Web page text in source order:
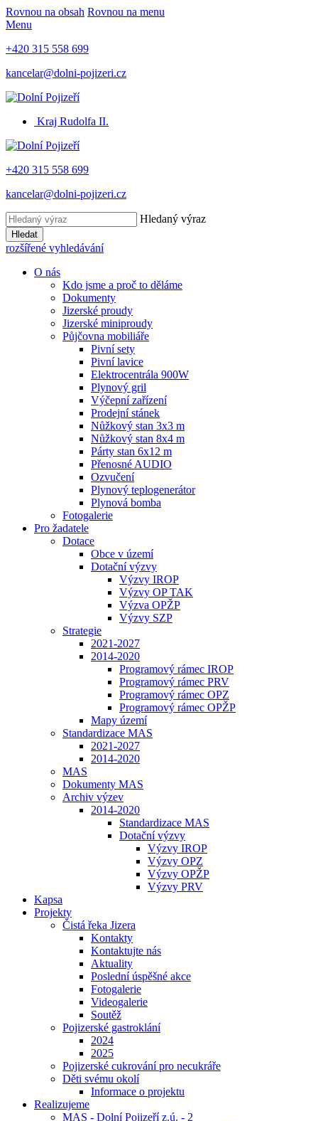
Rovnou na obsah Rovnou na menu
Menu
+420 315 558 699
kancelar@dolni-pojizeri.cz
Kraj Rudolfa II.
+420 315 558 699
kancelar@dolni-pojizeri.cz
Hledaný výraz
Hledat
rozšířené vyhledávání
O nás
Kdo jsme a proč to děláme
Dokumenty
Jizerské proudy
Jizerské miniproudy
Půjčovna mobiliáře
Pivní sety
Pivní lavice
Elektrocentrála 900W
Plynový gril
Výčepní zařízení
Prodejní stánek
Nůžkový stan 3x3 m
Nůžkový stan 8x4 m
Párty stan 6x12 m
Přenosné AUDIO
Ozvučení
Plynový teplogenerátor
Plynová bomba
Fotogalerie
Pro žadatele
Dotace
Obce v území
Dotační výzvy
Výzvy IROP
Výzvy OP TAK
Výzva OPŽP
Výzvy SZP
Strategie
2021-2027
2014-2020
Programový rámec IROP
Programový rámec PRV
Programový rámec OPZ
Programový rámec OPŽP
Mapy území
Standardizace MAS
2021-2027
2014-2020
MAS
Dokumenty MAS
Archiv výzev
2014-2020
Standardizace MAS
Dotační výzvy
Výzvy IROP
Výzvy OPZ
Výzvy OPŽP
Výzvy PRV
Kapsa
Projekty
Čistá řeka Jizera
Kontakty
Kontaktujte nás
Aktuality
Poslední úspěšné akce
Fotogalerie
Videogalerie
Soutěž
Pojizerské gastroklání
2024
2025
Pojizerské cukrování pro necukráře
Děti svému okolí
Informace o projektu
Realizujeme
MAS - Dolní Pojizeří z.ú. - 2